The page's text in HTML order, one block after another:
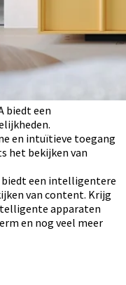
biedt een
en intuïtieve toegang
het bekijken van
een intelligentere
van content. Krijg
apparaten
en nog veel meer